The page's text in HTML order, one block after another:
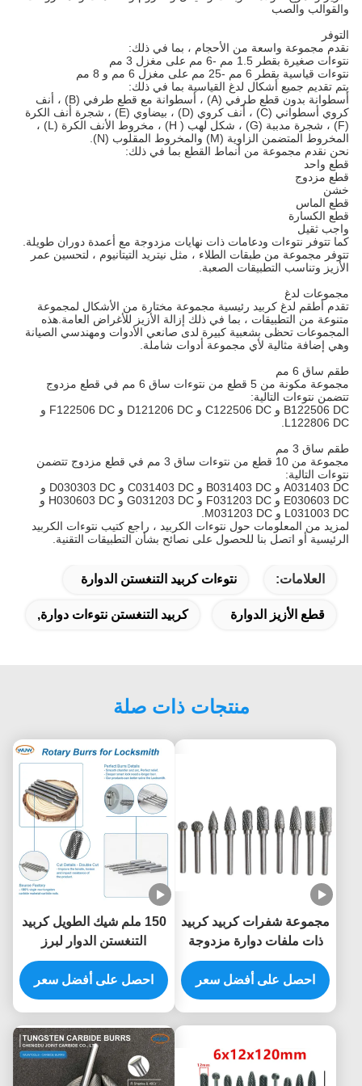
والقوالب والصب
التوفر
نقدم مجموعة واسعة من الأحجام ، بما في ذلك:
نتوءات صغيرة بقطر 1.5 مم -6 مم على مغزل 3 مم
نتوءات قياسية بقطر 6 مم -25 مم على مغزل 6 مم و 8 مم
يتم تقديم جميع أشكال لدغ القياسية بما في ذلك:
أسطوانة بدون قطع طرفي (A) ، أسطوانة مع قطع طرفي (B) ، أنف
كروي أسطواني (C) ، أنف كروي (D) ، بيضاوي (E) ، شجرة أنف الكرة
(F) ، شجرة مدببة (G) ، شكل لهب ( H) ، مخروط الأنف الكرة (L) ،
المخروط المتضمن الزاوية (M) والمخروط المقلوب (N).
نحن نقدم مجموعة من أنماط القطع بما في ذلك:
قطع واحد
قطع مزدوج
خشن
قطع الماس
قطع الكسارة
واجب ثقيل
كما تتوفر نتوءات ودعامات ذات نهايات مزدوجة مع أعمدة دوران طويلة.
تتوفر مجموعة من طبقات الطلاء ، مثل نيتريد التيتانيوم ، لتحسين عمر
الأزيز وتناسب التطبيقات الصعبة.
مجموعات لدغ
تقدم أطقم لدغ كربيد رئيسية مجموعة مختارة من الأشكال لمجموعة
متنوعة من التطبيقات ، بما في ذلك إزالة الأزيز للأغراض العامة.هذه
المجموعات تحظى بشعبية كبيرة لدى صانعي الأدوات ومهندسي الصيانة
وهي إضافة مثالية لأي مجموعة أدوات شاملة.
طقم ساق 6 مم
مجموعة مكونة من 5 قطع من نتوءات ساق 6 مم في قطع مزدوج
تتضمن نتوءات التالية:
B122506 DC و C122506 DC و D121206 DC و F122506 DC و
L122806 DC.
طقم ساق 3 مم
مجموعة من 10 قطع من نتوءات ساق 3 مم في قطع مزدوج تتضمن
نتوءات التالية:
A031403 DC و B031403 DC و C031403 DC و D030303 DC و
E030603 DC و F031203 DC و G031203 DC و H030603 DC و
L031003 DC و M031203 DC.
لمزيد من المعلومات حول نتوءات الكربيد ، راجع كتيب نتوءات الكربيد
الرئيسية أو اتصل بنا للحصول على نصائح بشأن التطبيقات التقنية.
العلامات: نتوءات كربيد التنغستن الدوارة
قطع الأزيز الدوارة كربيد التنغستن نتوءات دوارة,
منتجات ذات صلة
مجموعة شفرات كربيد كربيد
ذات ملفات دوارة مزدوجة
القطع 50000 دورة في
الدقيقة
احصل على أفضل سعر
150 ملم شيك الطويل كربيد
التنغستن الدوار لبرز
المعالجة حفرة القفل العميق
مع أطول إضافية كربيد غلي
الصابون
احصل على أفضل سعر